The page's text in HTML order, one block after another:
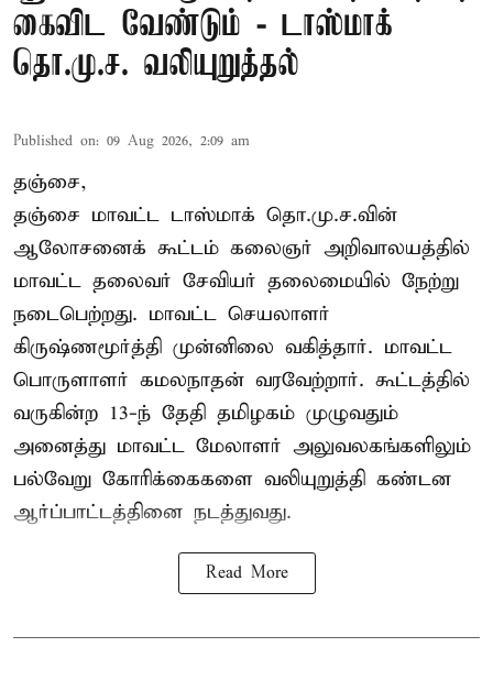
கைவிட வேண்டும் - டாஸ்மாக்
தொ.மு.ச. வலியுறுத்தல்
Published on: 09 Aug 2026, 2:09 am
தஞ்சை,
தஞ்சை மாவட்ட டாஸ்மாக் தொ.மு.ச.வின்
ஆலோசனைக் கூட்டம் கலைஞர் அறிவாலயத்தில்
மாவட்ட தலைவர் சேவியர் தலைமையில் நேற்று
நடைபெற்றது. மாவட்ட செயலாளர்
கிருஷ்ணமூர்த்தி முன்னிலை வகித்தார். மாவட்ட
பொருளாளர் கமலநாதன் வரவேற்றார். கூட்டத்தில்
வருகின்ற 13-ந் தேதி தமிழகம் முழுவதும்
அனைத்து மாவட்ட மேலாளர் அலுவலகங்களிலும்
பல்வேறு கோரிக்கைகளை வலியுறுத்தி கண்டன
ஆர்ப்பாட்டத்தினை நடத்துவது.
Read More